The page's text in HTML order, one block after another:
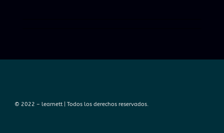
© 2022 – learnett | Todos los derechos reservados.